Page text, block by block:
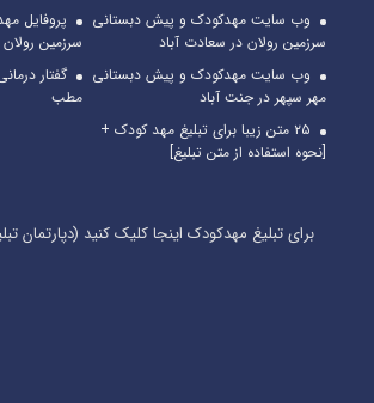
وب سایت مهدکودک و پیش دبستانی
سرزمین رولان در سعادت آباد
پروفایل
سرزمین
وب سایت مهدکودک و پیش دبستانی
مهر سپهر در جنت آباد
گفتار
مطب
۲۵ متن زیبا برای تبلیغ مهد کودک +
[نحوه استفاده از متن تبلیغ]
برای تبلیغ مهدکودک اینجا کلیک کنید (دپارتمان